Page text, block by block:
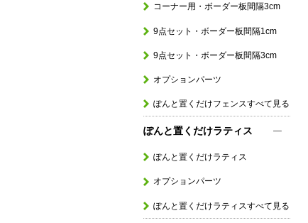
コーナー用・ボーダー板間隔3cm
9点セット・ボーダー板間隔1cm
9点セット・ボーダー板間隔3cm
オプションパーツ
ぽんと置くだけフェンスすべて見る
ぽんと置くだけラティス
ぽんと置くだけラティス
オプションパーツ
ぽんと置くだけラティスすべて見る